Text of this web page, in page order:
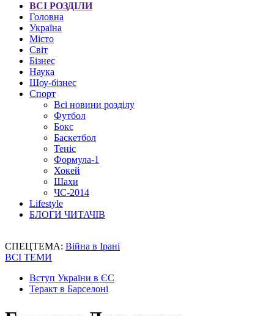
ВСІ РОЗДІЛИ
Головна
Україна
Місто
Світ
Бізнес
Наука
Шоу-бізнес
Спорт
Всі новини розділу
Футбол
Бокс
Баскетбол
Теніс
Формула-1
Хокей
Шахи
ЧС-2014
Lifestyle
БЛОГИ ЧИТАЧІВ
СПЕЦТЕМА: Війна в Ірані
ВСІ ТЕМИ
Вступ України в ЄС
Теракт в Барселоні